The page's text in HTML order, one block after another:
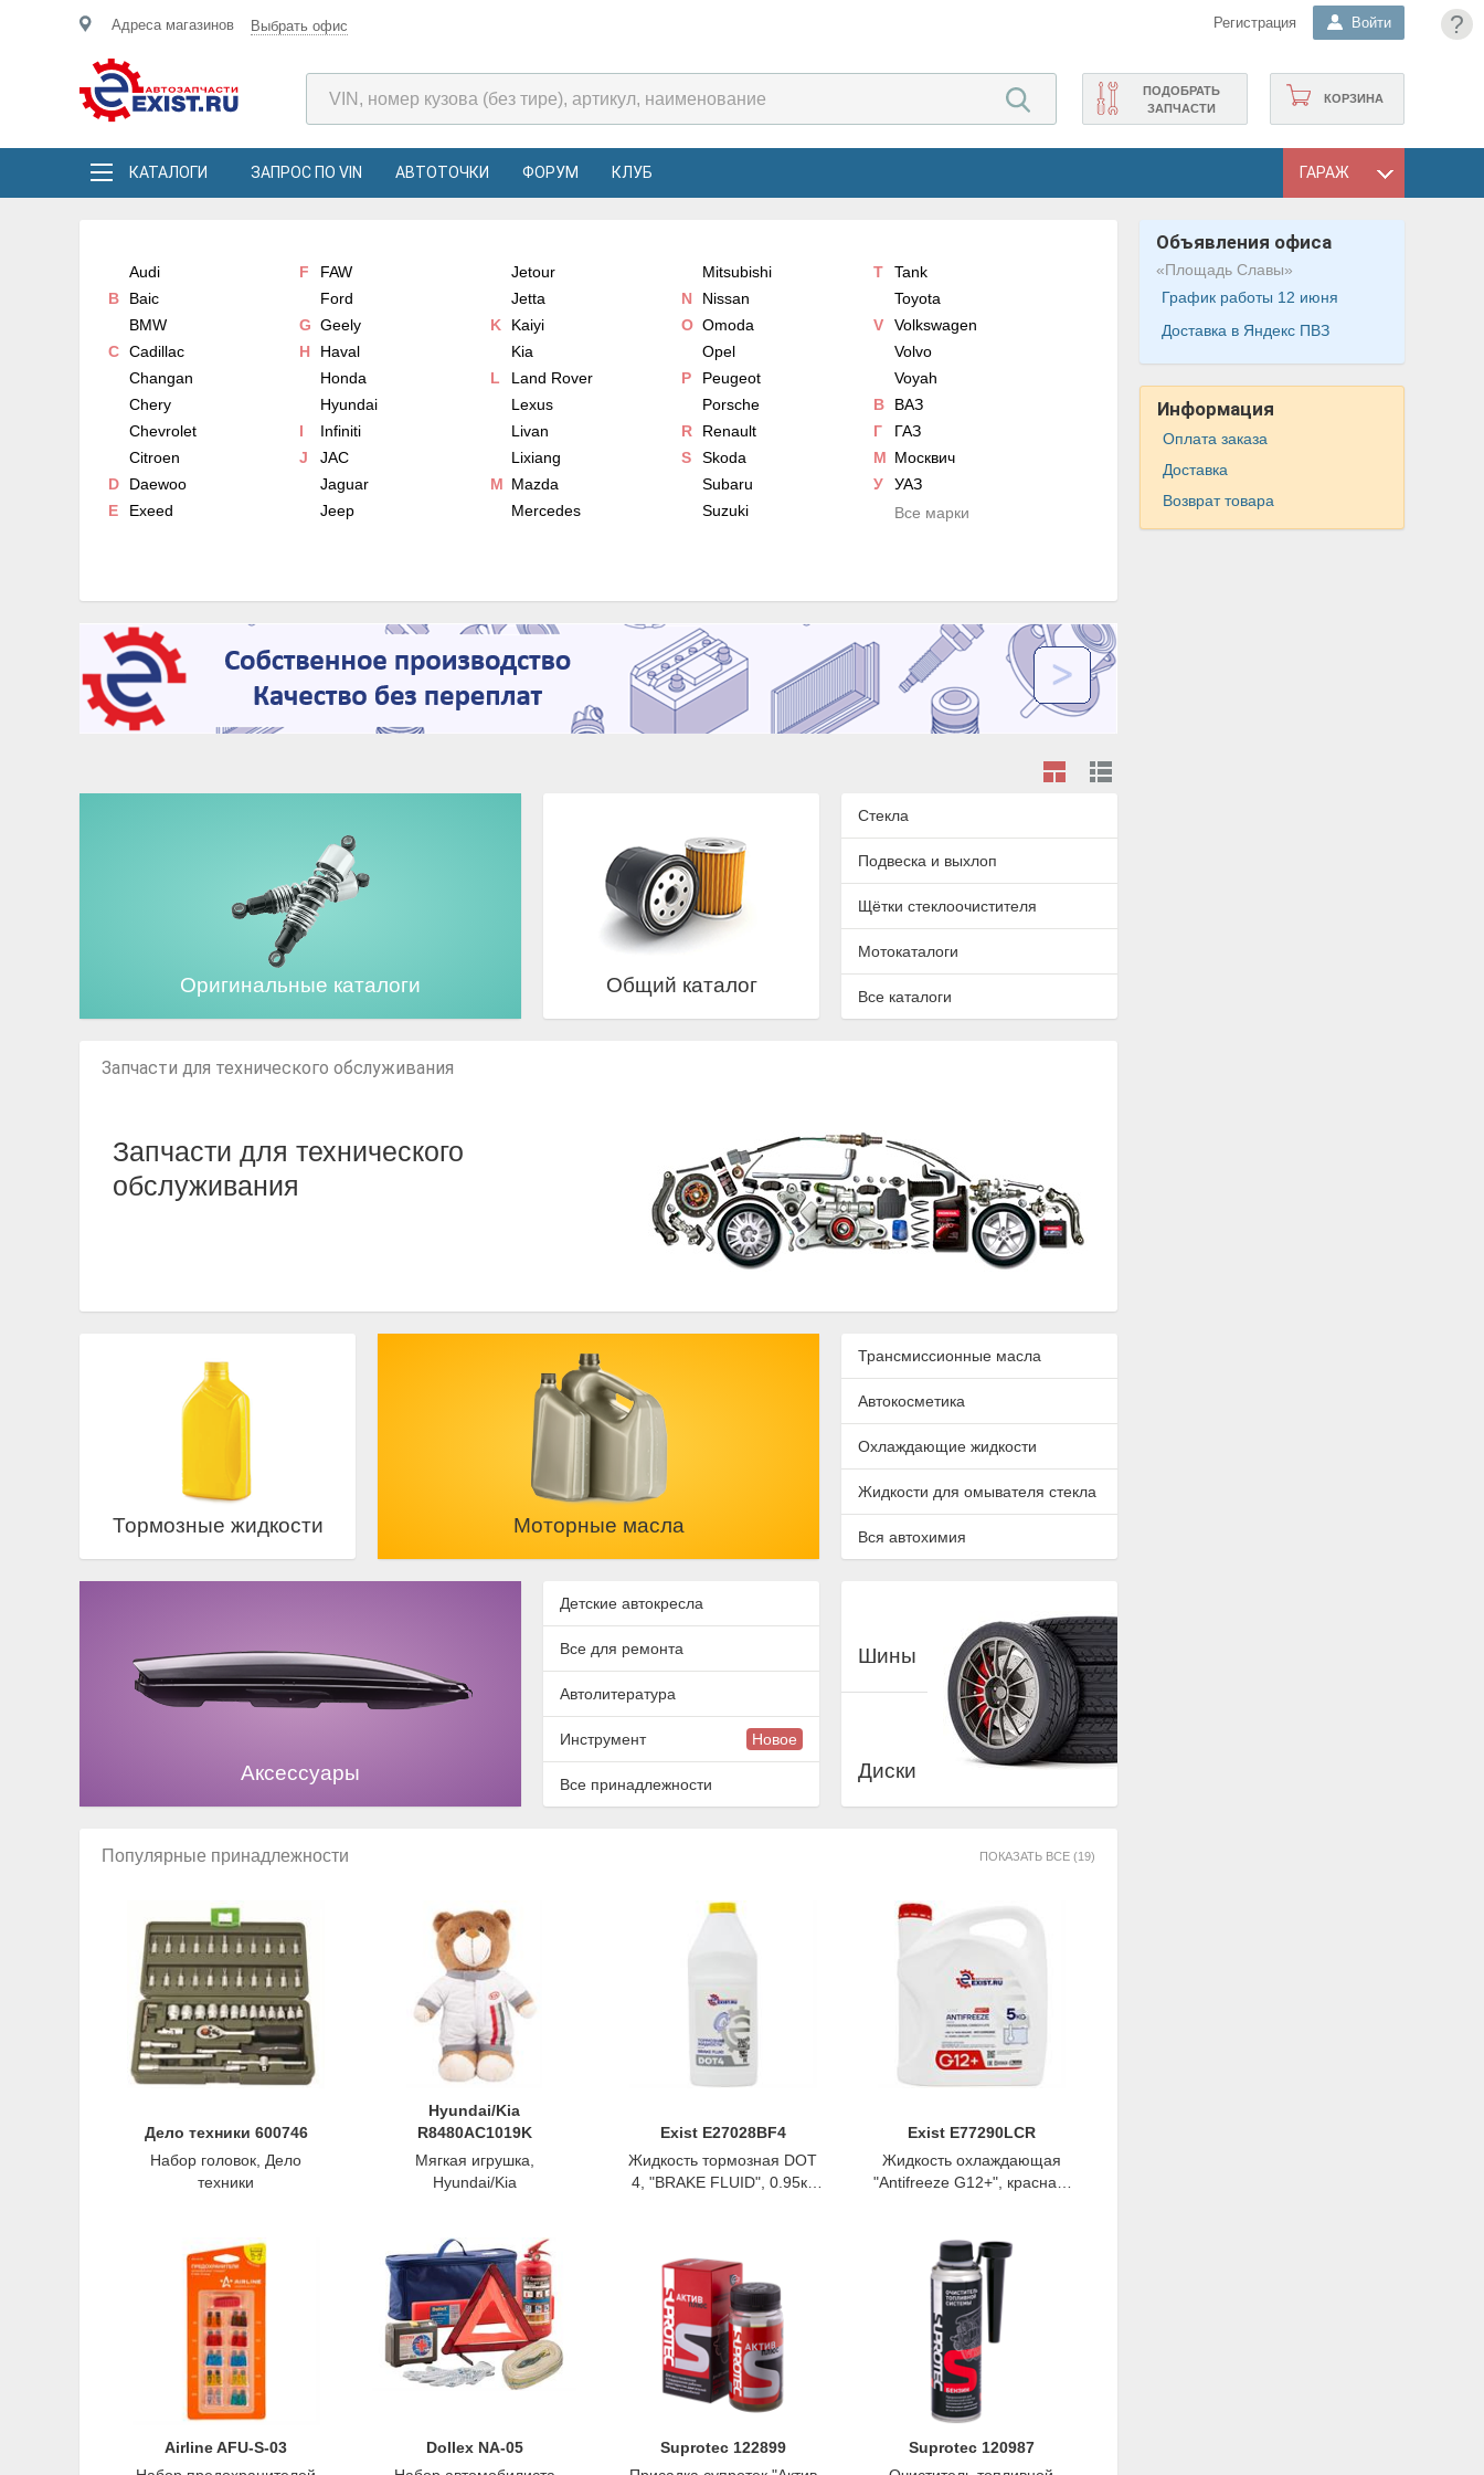
?
Адреса магазинов Выбрать офис Регистрация Войти
КОРЗИНА
ПОДОБРАТЬ
ЗАПЧАСТИ
КАТАЛОГИ ЗАПРОС ПО VIN АВТОТОЧКИ ФОРУМ КЛУБ ГАРАЖ
Audi
B
Baic
BMW
C Cadillac
Changan
Chery
Chevrolet
Citroen
D
Daewoo
E
Exeed
F
FAW
Ford
G Geely
H
Haval
Honda
Hyundai
I
Infiniti
J
JAC
Jaguar
Jeep
Jetour
Jetta
K
Kaiyi
Kia
L
Land Rover
Lexus
Livan
Lixiang
M Mazda
Mercedes
Mitsubishi
N
Nissan
O Omoda
Opel
P
Peugeot
Porsche
R
Renault
S
Skoda
Subaru
Suzuki
T
Tank
Toyota
V
Volkswagen
Volvo
Voyah
В
ВАЗ
Г
ГАЗ
М Москвич
У
УАЗ
Все марки
Оригинальные каталоги Общий каталог
Стекла
Подвеска и выхлоп
Щётки стеклоочистителя
Мотокаталоги
Все каталоги
Запчасти для технического обслуживания
Запчасти для технического
обслуживания
Тормозные жидкости Моторные масла
Трансмиссионные масла
Автокосметика
Охлаждающие жидкости
Жидкости для омывателя стекла
Вся автохимия
Аксессуары
Детские автокресла
Все для ремонта
Автолитература
Инструмент Новое
Все принадлежности
Шины
Диски
Популярные принадлежности ПОКАЗАТЬ ВСЕ (19)
Дело техники 600746
Набор головок, Дело
техники
Hyundai/Kia
R8480AC1019K
Мягкая игрушка,
Hyundai/Kia
Exist E27028BF4
Жидкость тормозная DOT
4, "BRAKE FLUID", 0.95кг,
Exist E77290LCR
Жидкость охлаждающая
"Antifreeze G12+", красная,
Airline AFU-S-03
Dollex NA-05
Suprotec 122899
Suprotec 120987
Объявления офиса
«Площадь Славы»
График работы 12 июня
Доставка в Яндекс ПВЗ
Информация
Оплата заказа
Доставка
Возврат товара